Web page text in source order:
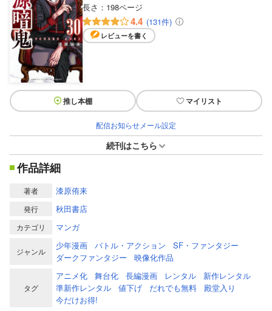
長さ： 198ページ
4.4 (131件)
レビューを書く
推し本棚 マイリスト
配信お知らせメール設定
続刊はこちら
作品詳細
著者 漆原侑来
発行 秋田書店
カテゴリ マンガ
ジャンル
少年漫画 バトル・アクション
SF・ファンタジー
ダークファンタジー
映像化作品
タグ
アニメ化 舞台化 長編漫画 レンタル
新作レンタル
準新作レンタル
値下げ だれでも無料
殿堂入り
今だけお得!